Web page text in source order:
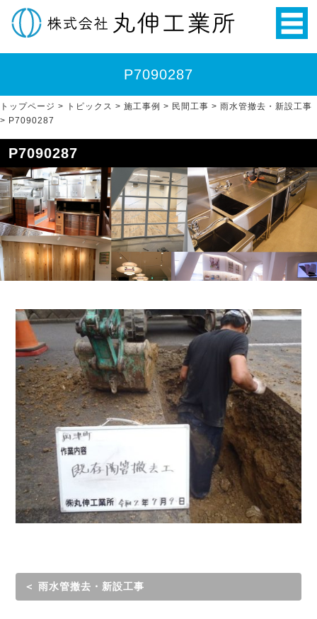
P7090287
トップページ > トピックス > 施工事例 > 民間工事 > 雨水管撤去・新設工事
> P7090287
P7090287
＜ 雨水管撤去・新設工事